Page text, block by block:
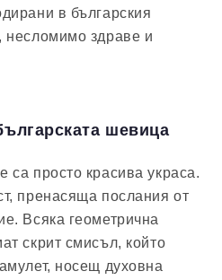
в българския
несломимо здраве и
шевица
са просто красива украса.
пренасяща послания от
Всяка геометрична
скрит смисъл, който
носещ духовна